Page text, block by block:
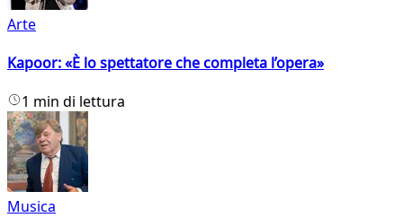
Arte
Kapoor: «È lo spettatore che completa l’opera»
1 min di lettura
Musica